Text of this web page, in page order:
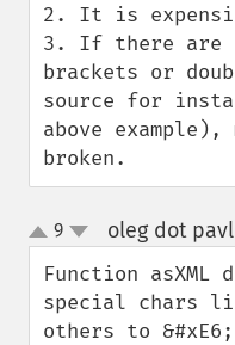
2. It is
3. If there are
brackets or
source for
above
broken.
up
down
9 oleg dot
Function asXML
special chars
others to